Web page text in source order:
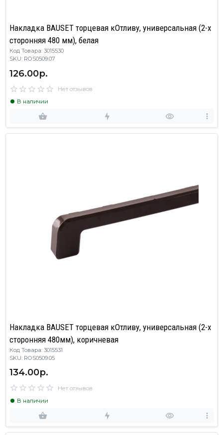
Накладка BAUSET торцевая кОтливу, универсальная (2-х
сторонняя 480 мм), белая
Код Товара: 3015530
SKU: ROS0509.07
126.00р.
Нет отзывов
В наличии
Накладка BAUSET торцевая кОтливу, универсальная (2-х
сторонняя 480мм), коричневая
Код Товара: 3015531
SKU: ROS0509.05
134.00р.
Нет отзывов
В наличии